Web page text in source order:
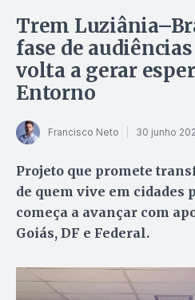
Trem
fase de
volta a gerar
Entorno
Francisco Neto 30 junho
Projeto que promete
de quem vive em cidades
começa a avançar com
Goiás, DF e Federal.